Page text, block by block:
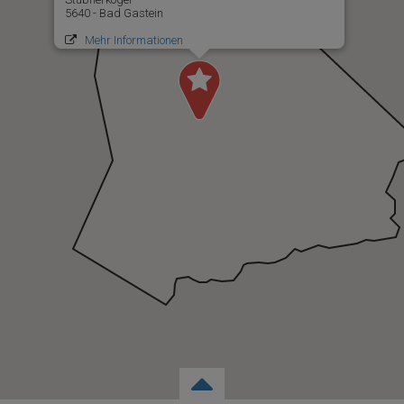
5640 - Bad Gastein
Mehr Informationen